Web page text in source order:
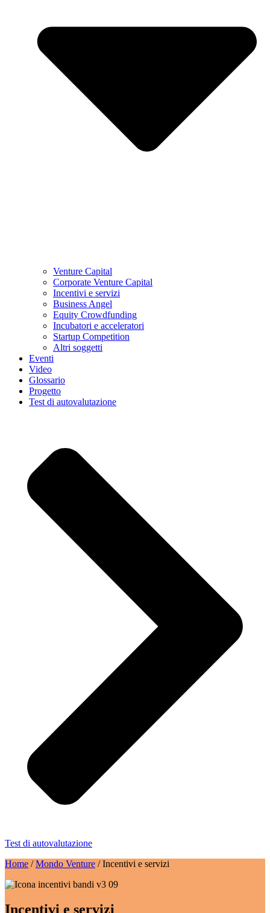
Venture Capital
Corporate Venture Capital
Incentivi e servizi
Business Angel
Equity Crowdfunding
Incubatori e acceleratori
Startup Competition
Altri soggetti
Eventi
Video
Glossario
Progetto
Test di autovalutazione
Test di autovalutazione
Home /Mondo Venture /Incentivi e servizi
Incentivi e servizi